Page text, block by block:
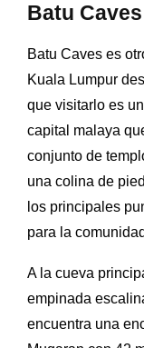
Batu Caves
Batu Caves es
Kuala Lumpur
que visitarlo es
capital malaya
conjunto de
una colina de
los principales
para la
A la cueva
empinada
encuentra una